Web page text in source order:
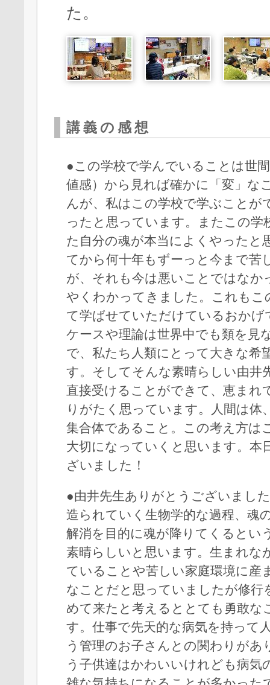
た。
講義の感想
●この学校で学んでいることは世
値感）から見れば確かに「変」な
んが、私はこの学校で学ぶことが
ったと思っています。またこの学
た自分の魂が本当によくやったと
てから何十年もずーっと今まで苦
が、それも今は悪いことではなか
やくわかってきました。これもこ
て学ばせていただけているおかげ
ケースや理論は世界中でも類を見
で、私たち人類にとって大きな希
す。そしてそんな素晴らしい由井
直接受けることができて、恵まれ
りがたく思っています。人間は体
集合体であること。この考え方は
大切になっていくと思います。本
ざいました！
●由井先生ありがとうございまし
造られていく生物学的な過程、魂
解消を目的に魂が降りてくるとい
素晴らしいと思います。生まれな
ていることや苦しい家庭環境に産
なことだと思っていましたが修行
めて来たと考えるととても勇敢な
す。仕事で先天的な病気を持って
う管理のお子さんとの関わりがあ
う子供達はかわいいけれども病気